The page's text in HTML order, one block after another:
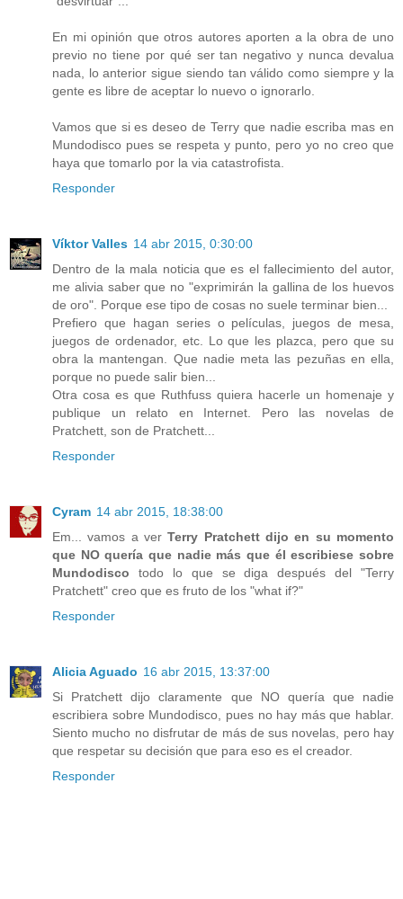
En mi opinión que otros autores aporten a la obra de uno
previo no tiene por qué ser tan negativo y nunca devalua
nada, lo anterior sigue siendo tan válido como siempre y la
gente es libre de aceptar lo nuevo o ignorarlo.
Vamos que si es deseo de Terry que nadie escriba mas en
Mundodisco pues se respeta y punto, pero yo no creo que
haya que tomarlo por la via catastrofista.
Responder
Víktor Valles 14 abr 2015, 0:30:00
Dentro de la mala noticia que es el fallecimiento del autor,
me alivia saber que no "exprimirán la gallina de los huevos
de oro". Porque ese tipo de cosas no suele terminar bien...
Prefiero que hagan series o películas, juegos de mesa,
juegos de ordenador, etc. Lo que les plazca, pero que su
obra la mantengan. Que nadie meta las pezuñas en ella,
porque no puede salir bien...
Otra cosa es que Ruthfuss quiera hacerle un homenaje y
publique un relato en Internet. Pero las novelas de
Pratchett, son de Pratchett...
Responder
Cyram 14 abr 2015, 18:38:00
Em... vamos a verTerry Pratchett dijo en su momento
que NO quería que nadie más que él escribiese sobre
Mundodisco todo lo que se diga después del "Terry
Pratchett" creo que es fruto de los "what if?"
Responder
Alicia Aguado 16 abr 2015, 13:37:00
Si Pratchett dijo claramente que NO quería que nadie
escribiera sobre Mundodisco, pues no hay más que hablar.
Siento mucho no disfrutar de más de sus novelas, pero hay
que respetar su decisión que para eso es el creador.
Responder